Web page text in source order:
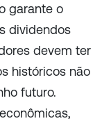
garante o
dividendos
devem ter
históricos não
futuro.